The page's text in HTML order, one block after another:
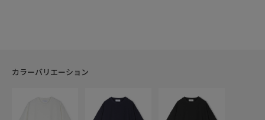
カラーバリエーション